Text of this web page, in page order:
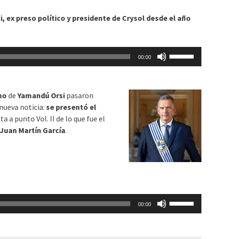
ex preso político y presidente de Crysol desde el año
00:00
flecha
arriba/abajo
para
aumentar
o
disminuir
de Yamandú Orsi pasaron
noticia: se presentó el
a punto Vol. II de lo que fue el
Juan Martín García.
00:00